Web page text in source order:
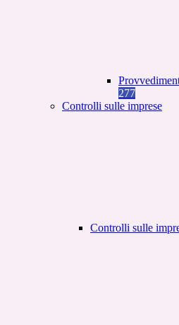
277
Controlli sulle imprese
Controlli sulle